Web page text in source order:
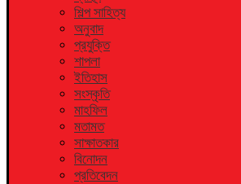
শিল্প সাহিত্য
অনুবাদ
প্রযুক্তি
শাপলা
ইতিহাস
সংস্কৃতি
মাহফিল
মতামত
সাক্ষাতকার
বিনোদন
প্রতিবেদন